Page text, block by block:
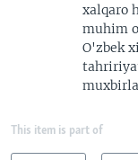
xalqaro
muhim
O'zbek
This item is part of